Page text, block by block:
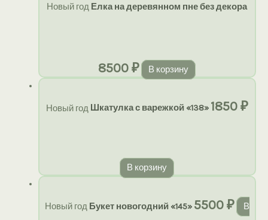
Новый год Елка на деревянном пне без декора
8500₽ В корзину
Новый год Шкатулка с варежкой «138» 1850₽
В корзину
Новый год Букет новогодний «145» 5500₽ В